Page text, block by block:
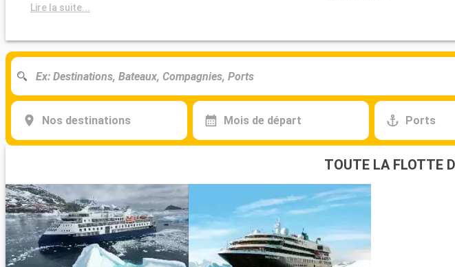
Lire la suite...
Nos destinations Mois de départ Ports
TOUTE LA FLOTTE